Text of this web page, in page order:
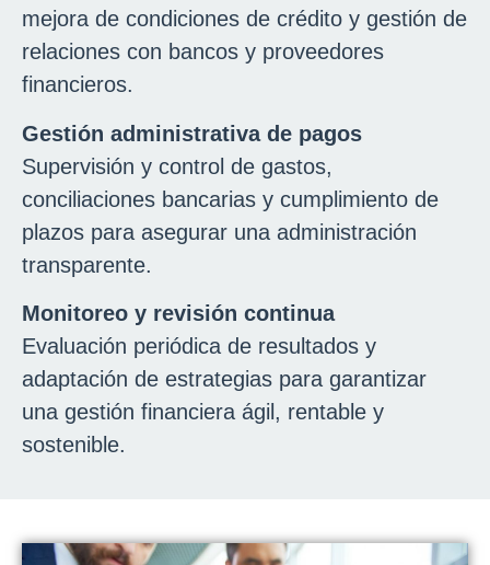
mejora de condiciones de crédito y gestión de
relaciones con bancos y proveedores
financieros.
Gestión administrativa de pagos
Supervisión y control de gastos,
conciliaciones bancarias y cumplimiento de
plazos para asegurar una administración
transparente.
Monitoreo y revisión continua
Evaluación periódica de resultados y
adaptación de estrategias para garantizar
una gestión financiera ágil, rentable y
sostenible.